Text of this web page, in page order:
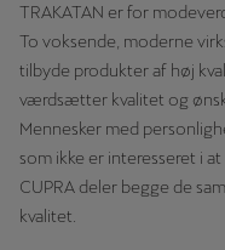
TRAKATAN er for
To voksende, moderne
tilbyde produkter af høj
værdsætter kvalitet og
Mennesker med
som ikke er interesseret i
CUPRA deler begge de
kvalitet.